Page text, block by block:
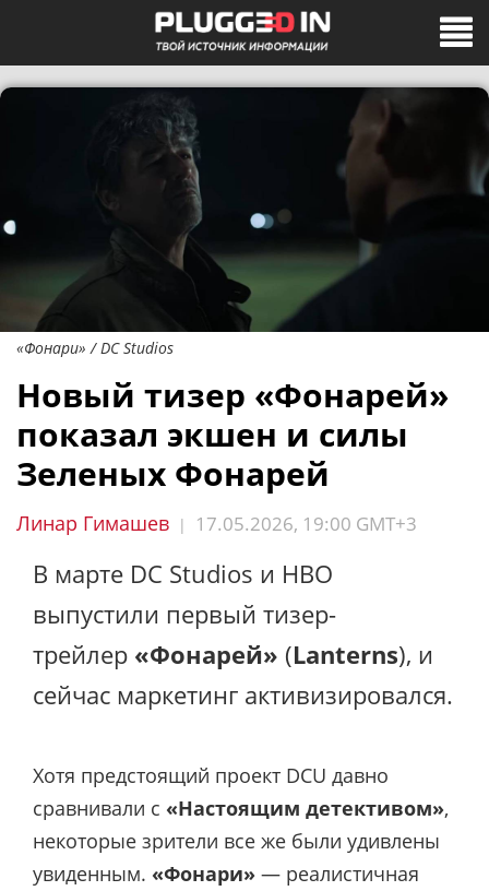
«Фонари» / DC Studios
Новый тизер «Фонарей»
показал экшен и силы
Зеленых Фонарей
Линар Гимашев | 17.05.2026, 19:00 GMT+3
В марте DC Studios и HBO
выпустили первый тизер-
трейлер «Фонарей» (Lanterns), и
сейчас маркетинг активизировался.
Хотя предстоящий проект DCU давно
сравнивали с «Настоящим детективом»,
некоторые зрители все же были удивлены
увиденным. «Фонари» — реалистичная